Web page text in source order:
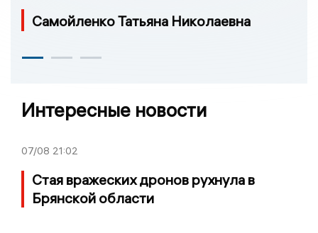
Самойленко Татьяна Николаевна
Интересные новости
07/08 21:02
Стая вражеских дронов рухнула в
Брянской области